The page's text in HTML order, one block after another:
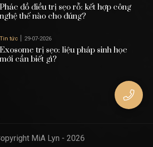
Phác đồ điều trị sẹo rỗ: kết hợp công
nghệ thế nào cho đúng?
Tin tức | 29-07-2026
Exosome trị sẹo: liệu pháp sinh học
mới cần biết gì?
MiA Lyn - 2026